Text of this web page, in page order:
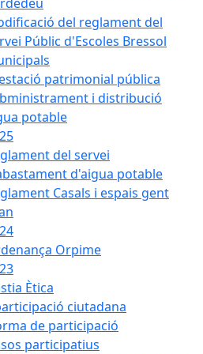
del reglament del
Públic d'Escoles Bressol
patrimonial pública
i distribució
potable
del servei
d'aigua potable
Casals i espais gent
Orpime
Ètica
ciutadana
de participació
participatius